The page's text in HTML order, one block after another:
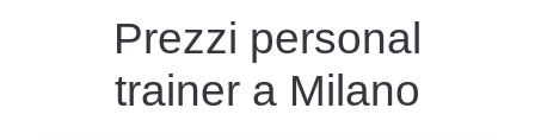
Prezzi personal
trainer a Milano